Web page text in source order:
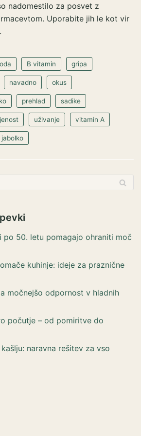
nadomestilo za posvet z
Uporabite jih le kot vir
B vitamin gripa
navadno okus
prehlad sadike
uživanje vitamin A
po 50. letu pomagajo ohraniti moč
kuhinje: ideje za praznične
močnejšo odpornost v hladnih
počutje – od pomiritve do
naravna rešitev za vso